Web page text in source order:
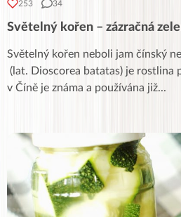
253 34
Světelný kořen – zázračná
Světelný kořen neboli jam čínský
(lat. Dioscorea batatas) je rostlina
v Číně je známa a používána již...